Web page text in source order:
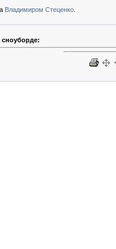
Владимиром Стеценко
сноуборде: